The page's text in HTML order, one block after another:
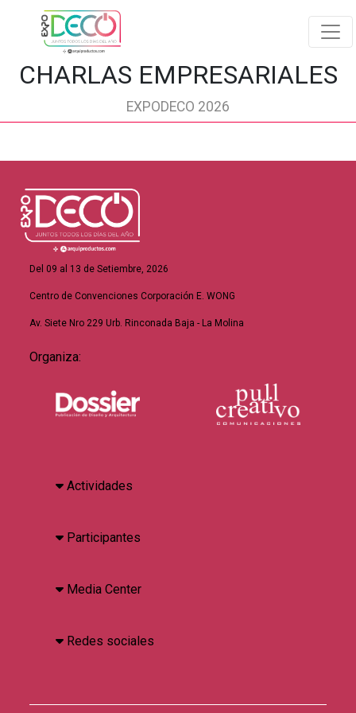
CHARLAS EMPRESARIALES
EXPODECO 2026
Del 09 al 13 de Setiembre, 2026
Centro de Convenciones Corporación E. WONG
Av. Siete Nro 229 Urb. Rinconada Baja - La Molina
Organiza:
Actividades
Participantes
Media Center
Redes sociales